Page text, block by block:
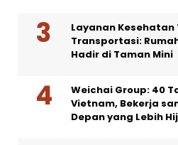
Layanan
Transportasi:
Hadir di Taman Mini
Weichai Group: 40
Vietnam, Bekerja
Depan yang Lebih